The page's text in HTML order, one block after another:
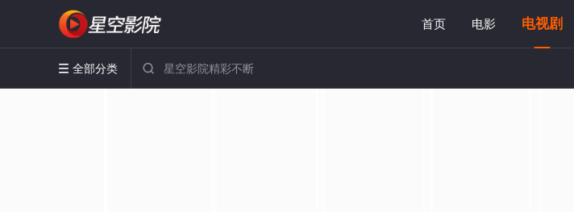
首页 电影 电视剧
 全部分类 